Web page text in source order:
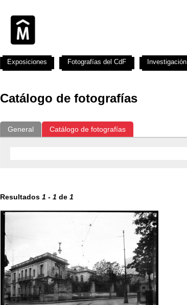
Catálogo de fotografías
General Catálogo de fotografías
Resultados 1 - 1 de 1
Exposiciones Fotografías del CdF Investigación